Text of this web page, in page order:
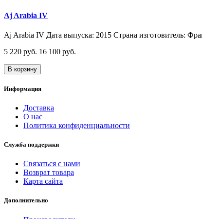
Aj Arabia IV
Aj Arabia IV Дата выпуска: 2015 Страна изготовитель:
5 220 руб. 16 100 руб.
В корзину
Информация
Доставка
О нас
Политика конфиденциальности
Служба поддержки
Связаться с нами
Возврат товара
Карта сайта
Дополнительно